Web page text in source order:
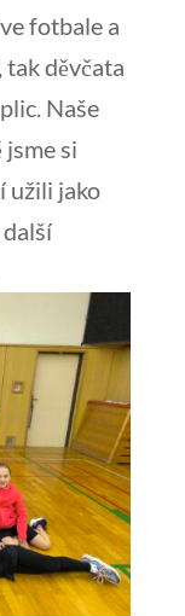
fotbale a
děvčata
Naše
si
užili jako